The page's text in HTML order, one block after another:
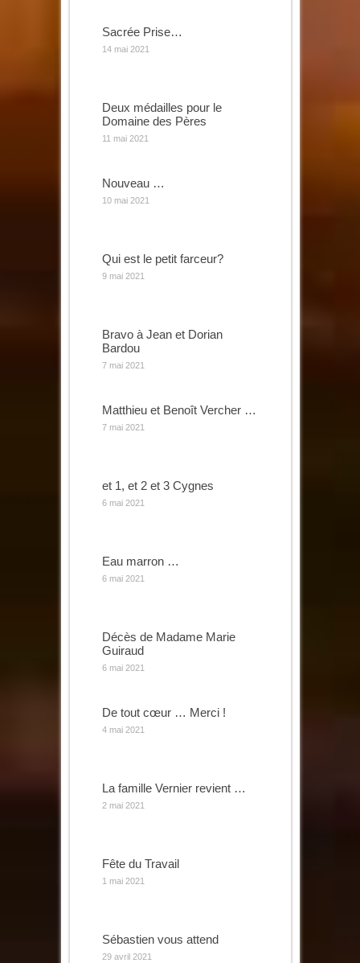
Sacrée Prise…
14 mai 2021
Deux médailles pour le
Domaine des Pères
11 mai 2021
Nouveau …
10 mai 2021
Qui est le petit farceur?
9 mai 2021
Bravo à Jean et Dorian
Bardou
7 mai 2021
Matthieu et Benoît Vercher …
7 mai 2021
et 1, et 2 et 3 Cygnes
6 mai 2021
Eau marron …
6 mai 2021
Décès de Madame Marie
Guiraud
6 mai 2021
De tout cœur … Merci !
4 mai 2021
La famille Vernier revient …
2 mai 2021
Fête du Travail
1 mai 2021
Sébastien vous attend
29 avril 2021